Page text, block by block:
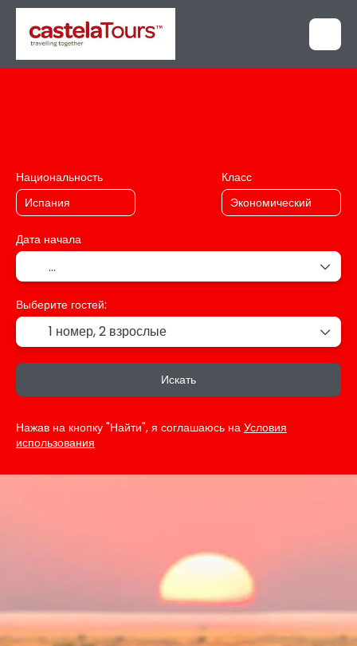
Национальность Класс
Дата начала
Выберите гостей:
1 номер,2 взрослые
Искать
Нажав на кнопку "Найти", я соглашаюсь на Условия
использования